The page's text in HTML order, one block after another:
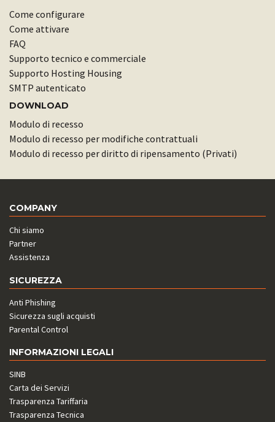
Come configurare
Come attivare
FAQ
Supporto tecnico e commerciale
Supporto Hosting Housing
SMTP autenticato
DOWNLOAD
Modulo di recesso
Modulo di recesso per modifiche contrattuali
Modulo di recesso per diritto di ripensamento (Privati)
COMPANY
Chi siamo
Partner
Assistenza
SICUREZZA
Anti Phishing
Sicurezza sugli acquisti
Parental Control
INFORMAZIONI LEGALI
SINB
Carta dei Servizi
Trasparenza Tariffaria
Trasparenza Tecnica